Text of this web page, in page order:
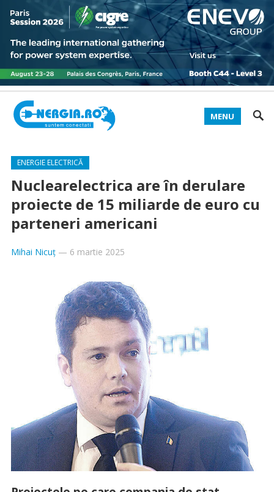
MENU
ENERGIE ELECTRICĂ
Nuclearelectrica are în derulare
proiecte de 15 miliarde de euro cu
parteneri americani
Mihai Nicuț— 6 martie 2025